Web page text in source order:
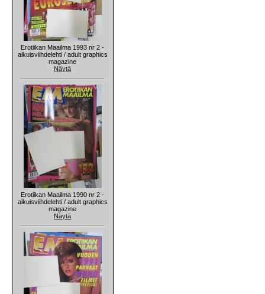
Erotiikan Maailma 1993 nr 2 -
aikuisviihdelehti / adult graphics
magazine
Näytä
Erotiikan Maailma 1990 nr 2 -
aikuisviihdelehti / adult graphics
magazine
Näytä